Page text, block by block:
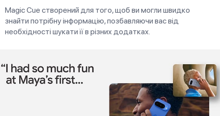
Magic Cue створений для того, щоб ви могли швидко
знайти потрібну інформацію, позбавляючи вас від
необхідності шукати її в різних додатках.